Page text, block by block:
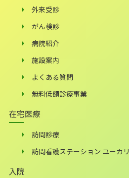
外来受診
がん検診
病院紹介
施設案内
よくある質問
無料低額診療事業
在宅医療
訪問診療
訪問看護ステーション ユーカリ
入院